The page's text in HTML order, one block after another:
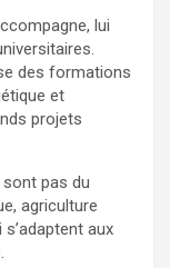
lui
des formations
et
projets
pas du
agriculture
aux